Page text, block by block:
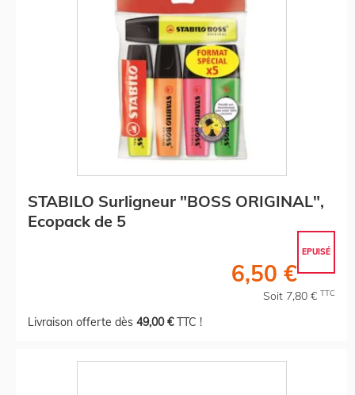
STABILO Surligneur "BOSS ORIGINAL",
Ecopack de 5
EPUISÉ
6,50 €
Soit 7,80 € TTC
Livraison offerte dès 49,00 €TTC !